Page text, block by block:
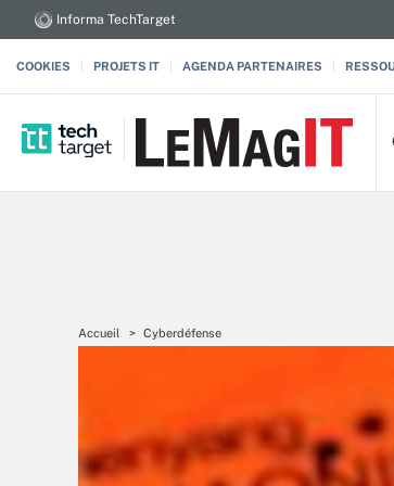
Informa TechTarget
COOKIES PROJETS IT AGENDA PARTENAIRES
Accueil Cyberdéfense